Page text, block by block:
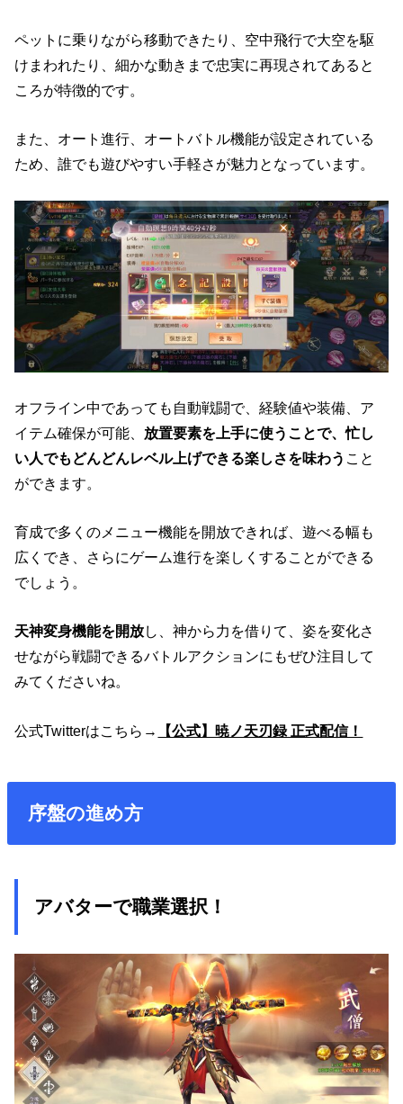
ペットに乗りながら移動できたり、空中飛行で大空を駆
けまわれたり、細かな動きまで忠実に再現されてあると
ころが特徴的です。
また、オート進行、オートバトル機能が設定されている
ため、誰でも遊びやすい手軽さが魅力となっています。
オフライン中であっても自動戦闘で、経験値や装備、ア
イテム確保が可能、 放置要素を上手に使うことで、忙し
い人でもどんどんレベル上げできる楽しさを味わう こと
ができます。
育成で多くのメニュー機能を開放できれば、遊べる幅も
広くでき、さらにゲーム進行を楽しくすることができる
でしょう。
天神変身機能を開放し、神から力を借りて、姿を変化さ
せながら戦闘できるバトルアクションにもぜひ注目して
みてくださいね。
公式Twitterはこちら → 【公式】暁ノ天刃録 正式配信！
序盤の進め方
アバターで職業選択！